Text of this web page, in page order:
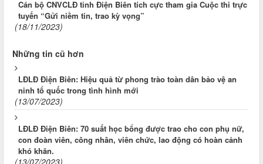
Cán bộ CNVCLĐ tỉnh Điện Biên tích cực tham gia Cuộc thi trực
tuyến “Gửi niềm tin, trao kỳ vọng”
(18/11/2023)
Những tin cũ hơn
LĐLĐ Điện Biên: Hiệu quả từ phong trào toàn dân bảo vệ an
ninh tổ quốc trong tình hình mới
(13/07/2023)
LĐLĐ Điện Biên: 70 suất học bổng được trao cho con phụ nữ,
con đoàn viên, công nhân, viên chức, lao động có hoàn cảnh
khó khăn.